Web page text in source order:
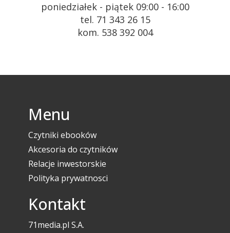
poniedziałek - piątek 09:00 - 16:00
tel. 71 343 26 15
kom. 538 392 004
Menu
Czytniki ebooków
Akcesoria do czytników
Relacje inwestorskie
Polityka prywatnosci
Kontakt
71media.pl S.A.